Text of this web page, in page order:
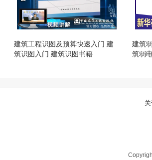
建筑工程识图及预算快速入门 建
筑识图入门 建筑识图书籍
建筑
筑弱